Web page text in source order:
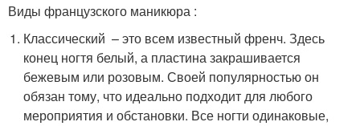
Виды французского маникюра :
Классический – это всем известный френч. Здесь
конец ногтя белый, а пластина закрашивается
бежевым или розовым. Своей популярностью он
обязан тому, что идеально подходит для любого
мероприятия и обстановки. Все ногти одинаковые,